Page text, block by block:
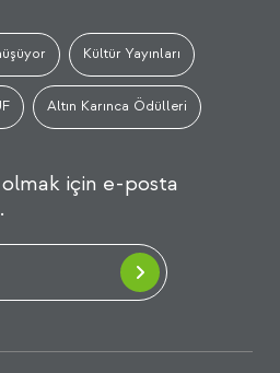
Kültür Yayınları
Altın Karınca Ödülleri
için e-posta